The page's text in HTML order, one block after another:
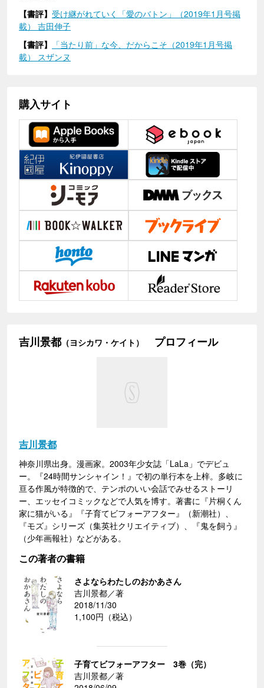
【書評】 受け継がれていく「愛のバトン」（2019年1月号掲
載） 吉田伸子
【書評】
「当たり前」な今、だからこそ（2019年1月号掲
載） スザンヌ
購入サイト
吉川景都（ヨシカワ・ケイト） プロフィール
吉川景都
神奈川県出身。漫画家。2003年少女誌「LaLa」でデビュ
ー。『24時間サンシャイン！』で初の単行本を上梓。多岐に
亘る作風が特徴的で、テンポのいい会話でみせるストーリ
ー、エッセイコミックなどで人気を博す。著書に『片桐くん
家に猫がいる』『子育てビフォーアフター』（新潮社）、
『モズ』シリーズ（集英社クリエイティブ）、『鬼を飼う』
（少年画報社）などがある。
この著者の書籍
さよならわたしのおかあさん
吉川景都／著
2018/11/30
1,100円（税込）
子育てビフォーアフター 3巻（完）
吉川景都／著